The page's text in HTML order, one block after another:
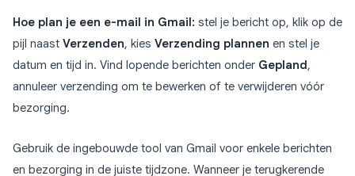
Hoe plan je een e-mail in Gmail: stel je bericht op, klik op de
pijl naast Verzenden, kies Verzending plannen en stel je
datum en tijd in. Vind lopende berichten onder Gepland ,
annuleer verzending om te bewerken of te verwijderen vóór
bezorging.
Gebruik de ingebouwde tool van Gmail voor enkele berichten
en bezorging in de juiste tijdzone. Wanneer je terugkerende